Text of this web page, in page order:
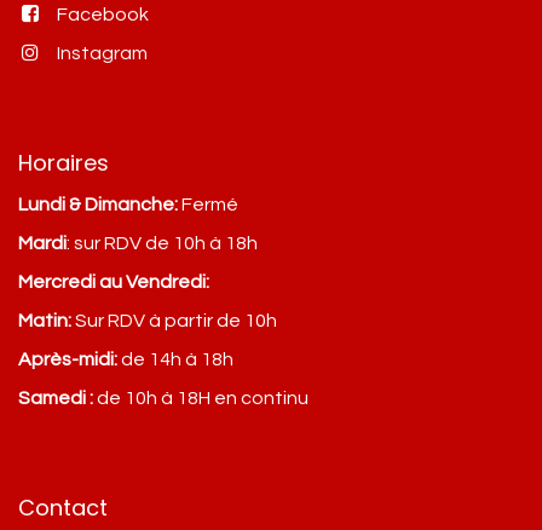
Facebook
Instagram
Horaires
Lundi & Dimanche:Fermé
Mardi: sur RDV de 10h à 18h
Mercredi au Vendredi:
Matin:Sur RDV à partir de 10h
Après-midi:de 14h à 18h
Samedi :de 10h à 18H en continu
Contact